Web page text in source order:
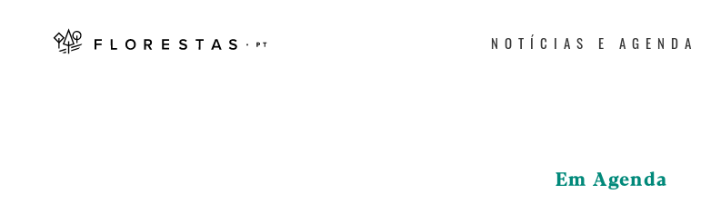
NOTÍCIAS E AGENDA
Em Agenda